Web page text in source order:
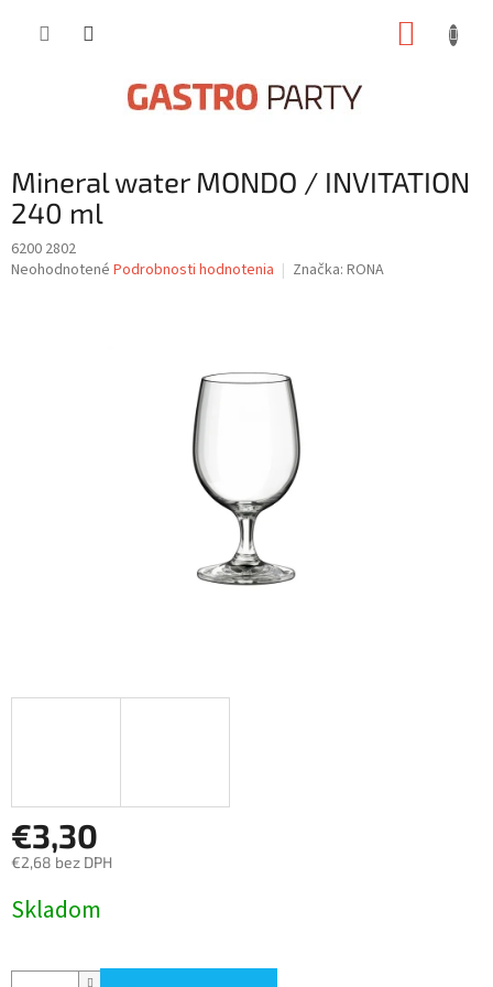
Mineral water MONDO / INVITATION
240 ml
6200 2802
Priemerné
Neohodnotené Podrobnosti hodnotenia Značka: RONA
€3,30
€2,68 bez DPH
cena:
Skladom